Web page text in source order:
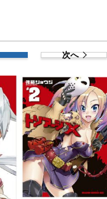
次へ